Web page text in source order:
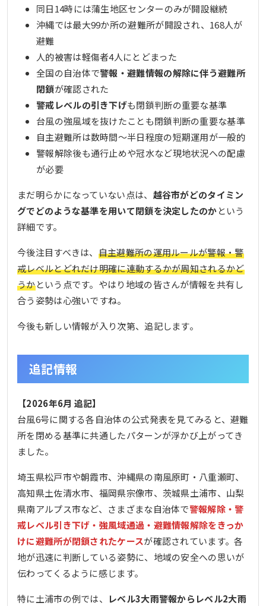
同日14時には蒲生地区センターのみが開設継続
沖縄では最大99か所の避難所が開設され、168人が
避難
人的被害は軽傷者4人にとどまった
全国の自治体で警報・避難情報の解除に伴う避難所
閉鎖が確認された
警戒レベルの引き下げも閉鎖判断の重要な基準
台風の強風域を抜けたことも閉鎖判断の重要な基準
自主避難所は数時間〜半日程度の短期運用が一般的
警報解除後も通行止めや冠水など現地状況への配慮
が必要
まだ明らかになっていない点は、 越谷市がどのタイミン
グでどのような基準を用いて閉鎖を決定したのかという
詳細です。
今後注目すべきは、 自主避難所の運用ルールが警報・警
戒レベルとどれだけ明確に連動するかが周知されるかど
うかという点です。やはり地域の皆さんが情報を共有し
合う姿勢は心強いですね。
今後も新しい情報が入り次第、追記します。
追記情報
【2026年6月 追記】
台風6号に関する各自治体の公式発表を見てみると、避難
所を閉める基準に共通したパターンが浮かび上がってき
ました。
埼玉県松戸市や朝霞市、沖縄県の南風原町・八重瀬町、
高知県土佐清水市、福岡県宗像市、茨城県土浦市、山梨
県南アルプス市など、さまざまな自治体で警報解除・警
戒レベル引き下げ・強風域通過・避難情報解除をきっか
けに避難所が閉鎖されたケースが確認されています。各
地が迅速に判断している姿勢に、地域の安全への思いが
伝わってくるように感じます。
特に土浦市の例では、
レベル3大雨警報からレベル2大雨